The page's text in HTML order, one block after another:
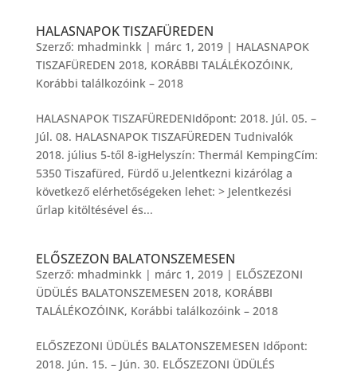
HALASNAPOK TISZAFÜREDEN
Szerző: mhadminkk| márc 1, 2019| HALASNAPOK
TISZAFÜREDEN 2018, KORÁBBI TALÁLÉKOZÓINK,
Korábbi találkozóink – 2018
HALASNAPOK TISZAFÜREDENIdőpont: 2018. Júl. 05. –
Júl. 08. HALASNAPOK TISZAFÜREDEN Tudnivalók
2018. július 5-től 8-igHelyszín: Thermál KempingCím:
5350 Tiszafüred, Fürdő u.Jelentkezni kizárólag a
következő elérhetőségeken lehet: > Jelentkezési
űrlap kitöltésével és...
ELŐSZEZON BALATONSZEMESEN
Szerző: mhadminkk| márc 1, 2019| ELŐSZEZONI
ÜDÜLÉS BALATONSZEMESEN 2018, KORÁBBI
TALÁLÉKOZÓINK, Korábbi találkozóink – 2018
ELŐSZEZONI ÜDÜLÉS BALATONSZEMESEN Időpont:
2018. Jún. 15. – Jún. 30. ELŐSZEZONI ÜDÜLÉS